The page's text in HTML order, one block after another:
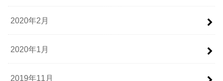
2020年2月
2020年1月
2019年11月